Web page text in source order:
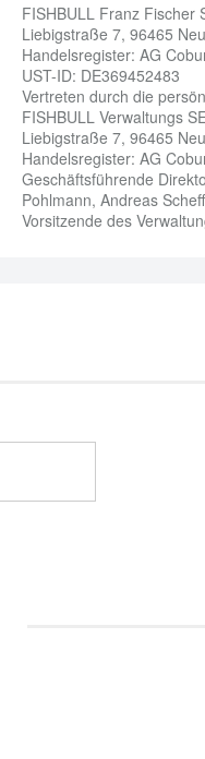
FISHBULL Franz Fischer
Liebigstraße 7, 96465
Handelsregister: AG
UST-ID: DE369452483
Vertreten durch die
FISHBULL Verwaltungs
Liebigstraße 7, 96465
Handelsregister: AG
Geschäftsführende
Pohlmann, Andreas
Vorsitzende des